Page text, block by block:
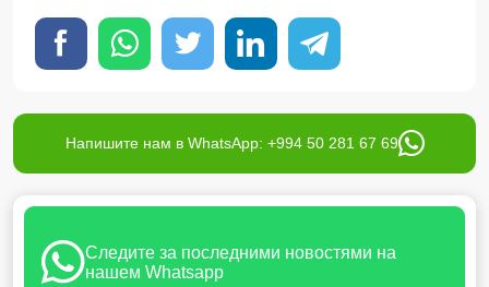
Напишите нам в WhatsApp: +994 50 281 67 69
Следите за последними новостями на
нашем Whatsapp